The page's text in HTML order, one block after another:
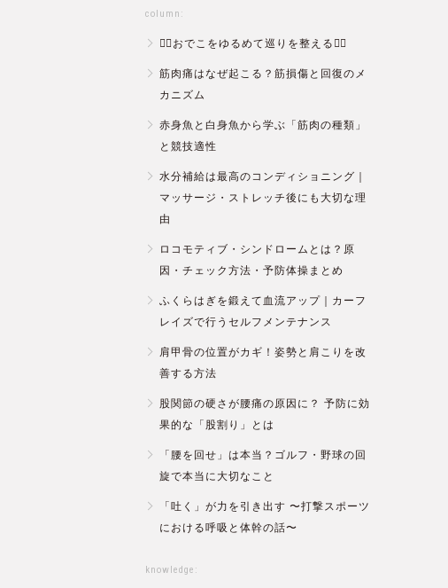
column:
💆‍♀️おでこをゆるめて巡りを整える💆‍♂️
筋肉痛はなぜ起こる？筋損傷と回復のメ
カニズム
赤身魚と白身魚から学ぶ「筋肉の種類」
と競技適性
水分補給は最高のコンディショニング｜
マッサージ・ストレッチ後にも大切な理
由
ロコモティブ・シンドロームとは？原
因・チェック方法・予防体操まとめ
ふくらはぎを鍛えて血流アップ｜カーフ
レイズで行うセルフメンテナンス
肩甲骨の位置がカギ！姿勢と肩こりを改
善する方法
股関節の硬さが腰痛の原因に？ 予防に効
果的な「股割り」とは
「腰を回せ」は本当？ゴルフ・野球の回
旋で本当に大切なこと
「吐く」が力を引き出す 〜打撃スポーツ
における呼吸と体幹の話〜
knowledge: